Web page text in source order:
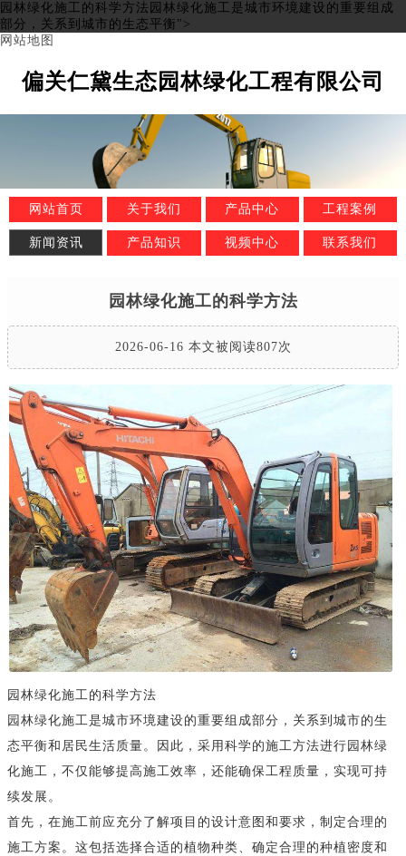
园林绿化施工的科学方法园林绿化施工是城市环境建设的重要组成
部分，关系到城市的生态平衡">
网站地图
偏关仁黛生态园林绿化工程有限公司
网站首页 关于我们 产品中心 工程案例
新闻资讯 产品知识 视频中心 联系我们
园林绿化施工的科学方法
2026-06-16 本文被阅读807次
园林绿化施工的科学方法
园林绿化施工是城市环境建设的重要组成部分，关系到城市的生
态平衡和居民生活质量。因此，采用科学的施工方法进行园林绿
化施工，不仅能够提高施工效率，还能确保工程质量，实现可持
续发展。
首先，在施工前应充分了解项目的设计意图和要求，制定合理的
施工方案。这包括选择合适的植物种类、确定合理的种植密度和